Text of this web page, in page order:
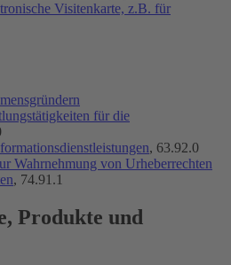
Visitenkarte, z.B. für
für die
, 63.92.0
Wahrnehmung von Urheberrechten
, 74.91.1
Produkte und